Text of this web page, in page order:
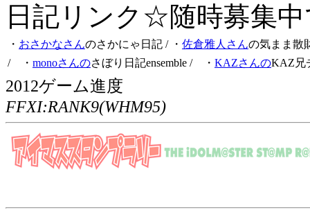
日記リンク☆随時募集
・ おさかなさんのさかにゃ日記 / ・ 佐倉雅人さんの気まま散
/ ・ monoさんのさぼり日記ensemble / ・ KAZさんのKAZ兄
2012ゲーム進度
FFXI:RANK9(WHM95)